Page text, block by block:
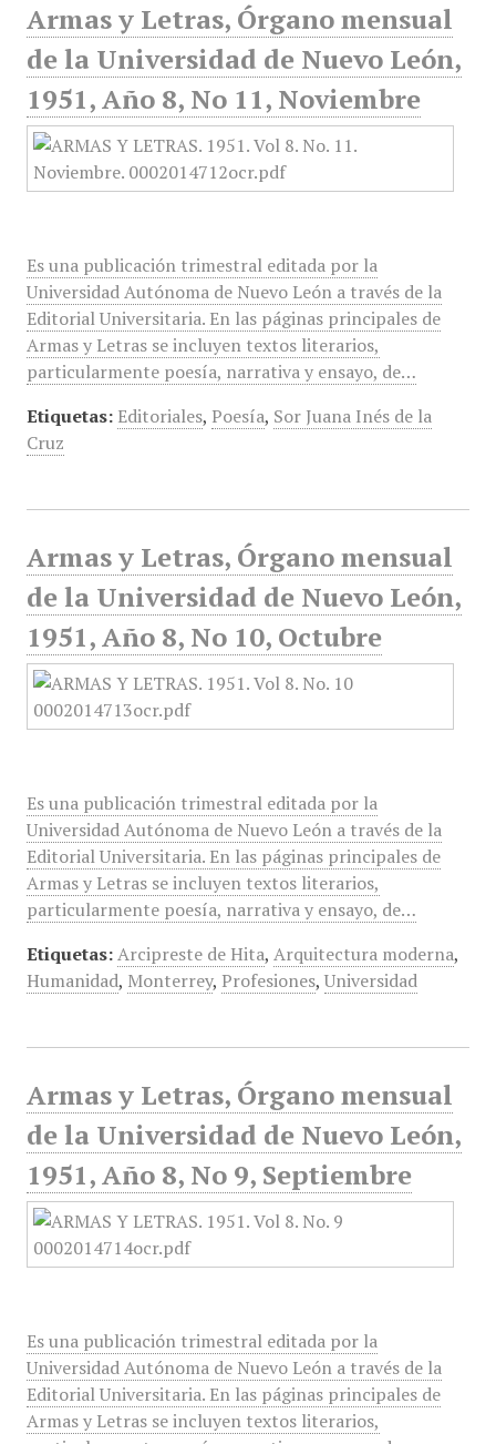
Armas y Letras, Órgano mensual
de la Universidad de Nuevo León,
1951, Año 8, No 11, Noviembre
Es una publicación trimestral editada por la
Universidad Autónoma de Nuevo León a través de la
Editorial Universitaria. En las páginas principales de
Armas y Letras se incluyen textos literarios,
particularmente poesía, narrativa y ensayo, de…
Etiquetas: Editoriales, Poesía, Sor Juana Inés de la
Cruz
Armas y Letras, Órgano mensual
de la Universidad de Nuevo León,
1951, Año 8, No 10, Octubre
Es una publicación trimestral editada por la
Universidad Autónoma de Nuevo León a través de la
Editorial Universitaria. En las páginas principales de
Armas y Letras se incluyen textos literarios,
particularmente poesía, narrativa y ensayo, de…
Etiquetas: Arcipreste de Hita, Arquitectura moderna,
Humanidad, Monterrey, Profesiones, Universidad
Armas y Letras, Órgano mensual
de la Universidad de Nuevo León,
1951, Año 8, No 9, Septiembre
Es una publicación trimestral editada por la
Universidad Autónoma de Nuevo León a través de la
Editorial Universitaria. En las páginas principales de
Armas y Letras se incluyen textos literarios,